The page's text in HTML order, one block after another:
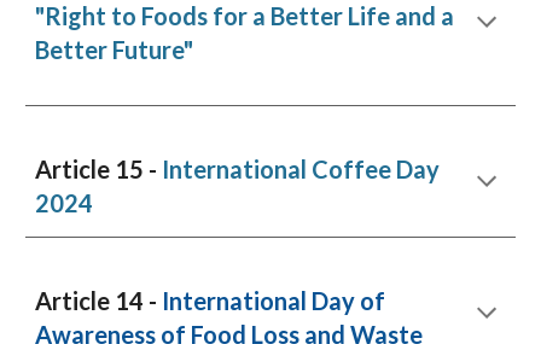
"Right to Foods for a Better Life and a
Better Future"
Article 15 - International Coffee Day
2024
Article 14 - International Day of
Awareness of Food Loss and Waste